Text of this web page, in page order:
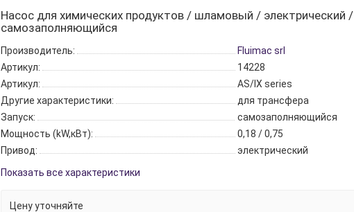
Насос для химических продуктов / шламовый / электрический /
самозаполняющийся
Производитель:
Fluimac srl
Артикул:
14228
Артикул:
AS/IX series
Другие характеристики:
для трансфера
Запуск:
самозаполняющийся
Мощность (kW,кВт):
0,18 / 0,75
Привод:
электрический
Показать все характеристики
Цену уточняйте